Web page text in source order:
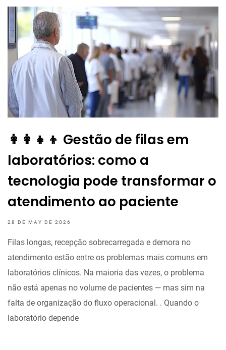
👩‍👩‍👧‍👦 Gestão de filas em
laboratórios: como a
tecnologia pode transformar o
atendimento ao paciente
28 DE MAY DE 2026
Filas longas, recepção sobrecarregada e demora no
atendimento estão entre os problemas mais comuns em
laboratórios clínicos. Na maioria das vezes, o problema
não está apenas no volume de pacientes — mas sim na
falta de organização do fluxo operacional. . Quando o
laboratório depende